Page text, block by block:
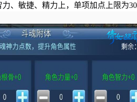
、敏捷、精力上，单项加点上限为